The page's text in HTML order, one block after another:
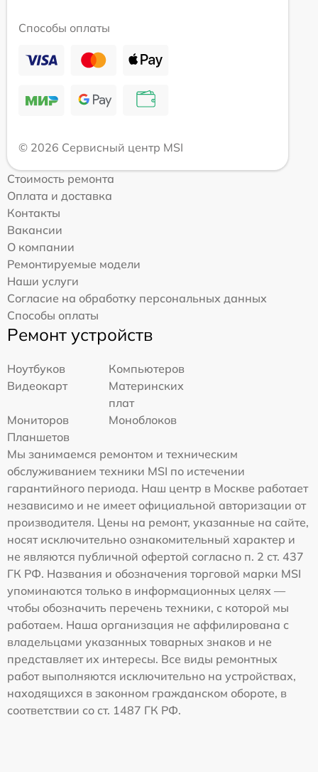
Способы оплаты
© 2026 Сервисный центр MSI
Стоимость ремонта
Оплата и доставка
Контакты
Вакансии
О компании
Ремонтируемые модели
Наши услуги
Согласие на обработку персональных данных
Способы оплаты
Ремонт устройств
Ноутбуков
Компьютеров
Видеокарт
Материнских
плат
Мониторов
Моноблоков
Планшетов
Мы занимаемся ремонтом и техническим
обслуживанием техники MSI по истечении
гарантийного периода. Наш центр в Москве работает
независимо и не имеет официальной авторизации от
производителя. Цены на ремонт, указанные на сайте,
носят исключительно ознакомительный характер и
не являются публичной офертой согласно п. 2 ст. 437
ГК РФ. Названия и обозначения торговой марки MSI
упоминаются только в информационных целях —
чтобы обозначить перечень техники, с которой мы
работаем. Наша организация не аффилирована с
владельцами указанных товарных знаков и не
представляет их интересы. Все виды ремонтных
работ выполняются исключительно на устройствах,
находящихся в законном гражданском обороте, в
соответствии со ст. 1487 ГК РФ.